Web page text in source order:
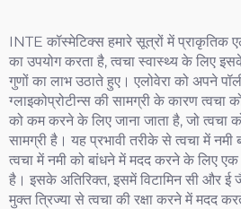
INTE कॉस्मेटिक्स हमारे सूत्रों में प्राकृतिक
का उपयोग करता है, त्वचा स्वास्थ्य के लिए
गुणों का लाभ उठाते हुए। एलोवेरा को अपने
ग्लाइकोप्रोटीन्स की सामग्री के कारण
को कम करने के लिए जाना जाता है, जो
सामग्री है। यह प्रभावी तरीके से त्वचा में
त्वचा में नमी को बांधने में मदद करने के लिए
है। इसके अतिरिक्त, इसमें विटामिन सी और ई
मुक्त त्रिज्या से त्वचा की रक्षा करने में मदद